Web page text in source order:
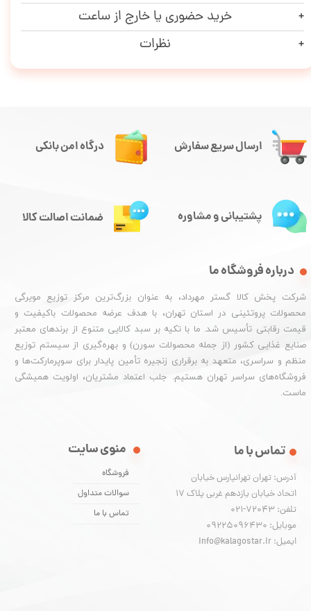
خرید حضوری یا خارج از ساعت
نظرات
ارسال سریع سفارش
درباره فروشگاه ما
شرکت پخش کالا گستر مهرداد، به عنوان بزرگ‌ترین مرکز توزیع مویرگی
محصولات پروتئینی در استان تهران، با هدف عرضه محصولات باکیفیت و
قیمت رقابتی تأسیس شد. ما با تکیه بر سبد کالایی متنوع از برندهای معتبر
صنایع غذایی کشور (از جمله محصولات سورن) و بهره‌گیری از سیستم توزیع
منظم و سراسری، متعهد به برقراری زنجیره تأمین پایدار برای سوپرمارکت‌ها و
فروشگاه‌های سراسر تهران هستیم. جلب اعتماد مشتریان، اولویت همیشگی
ماست.
منوی سایت
فروشگاه
سوالات متداول
تماس با ما
تماس با ما
آدرس: تهران تهرانپارس خیابان
اتحاد خیابان یازدهم غربی پلاک ۱۷
تلفن: 72043-021
موبایل: 09225096430
ایمیل: info@kalagostar.ir
درگاه امن بانکی
پشتیبانی و مشاوره ضمانت اصالت کالا